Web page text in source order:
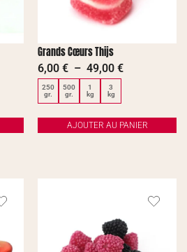
Grands Cœurs Thijs
6,00 € – 49,00 €
250
gr.
500
gr.
1
kg
3
kg
AJOUTER AU PANIER